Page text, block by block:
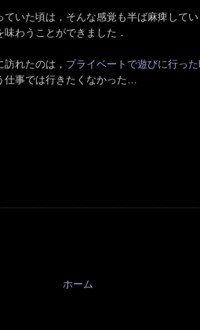
ていた頃は，そんな感覚も半ば麻痺して
わうことができました．
れたのは， プライベートで遊びに行っ
事では行きたくなかった…
ホーム